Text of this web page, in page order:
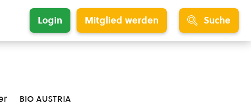
Login Mitglied werden Suche
bio austria